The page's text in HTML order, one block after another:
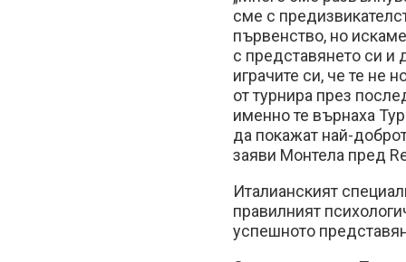
сме с
първенство, но
с представянето си и
играчите си, че те не
от турнира през
именно те върнаха
да покажат най-
заяви Монтела пред
Италианският
правилният
успешното